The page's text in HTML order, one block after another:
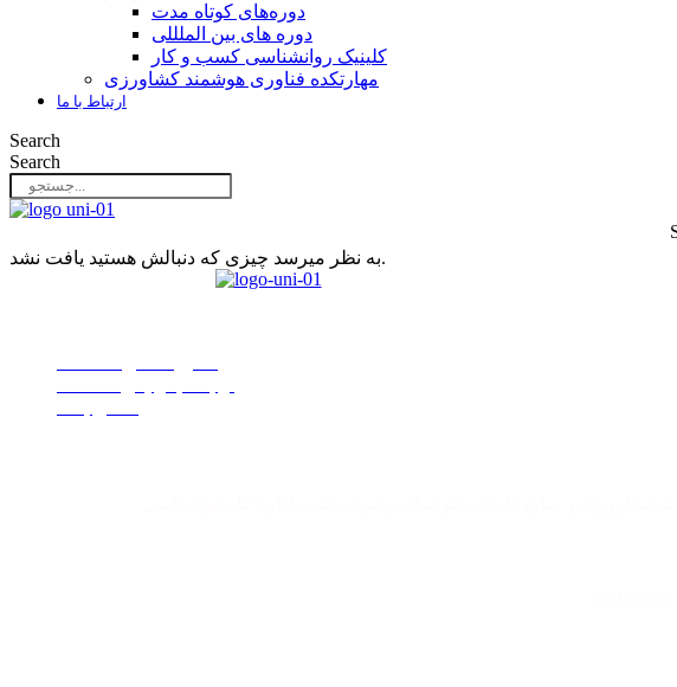
دوره‌های کوتاه مدت
دوره های بین الملللی
کلینیک روانشناسی کسب و کار
مهارتکده فناوری هوشمند کشاورزی
ارتباط با ما
Search
Search
به نظر میرسد چیزی که دنبالش هستید یافت نشد.